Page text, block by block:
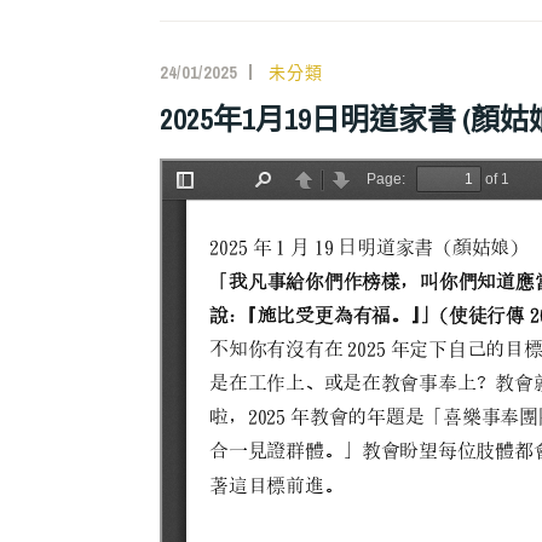
24/01/2025 未分類
2025年1月19日明道家書 (顏姑